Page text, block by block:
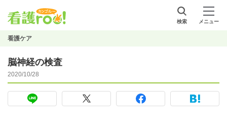
検索 メニュー
看護ケア
脳神経の検査
2020/10/28